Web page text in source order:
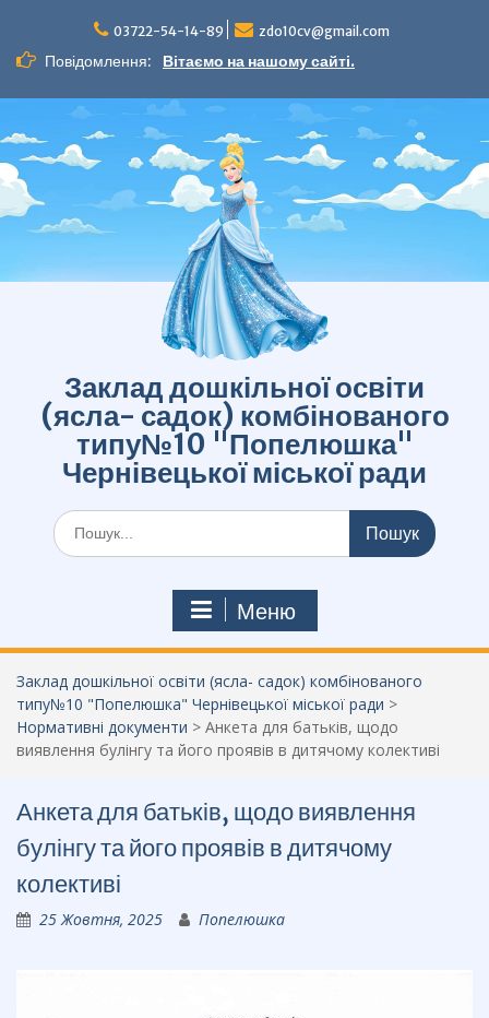
вмісту
03722-54-14-89 zdo10cv@gmail.com
Повідомлення: Вітаємо на нашому сайті.
Заклад дошкільної освіти
(ясла- садок) комбінованого
типу№10 "Попелюшка"
Чернівецької міської ради
Шукати:
Меню
Заклад дошкільної освіти (ясла- садок) комбінованого
типу№10 "Попелюшка" Чернівецької міської ради >
Нормативні документи > Анкета для батьків, щодо
виявлення булінгу та його проявів в дитячому колективі
Анкета для батьків, щодо виявлення
булінгу та його проявів в дитячому
колективі
25 Жовтня, 2025 Попелюшка